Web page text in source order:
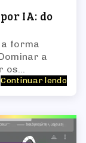
IA: do
forma
a
os
GEO
Continuar lendo